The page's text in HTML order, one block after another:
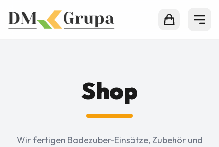
Shop
Wir fertigen Badezuber-Einsätze, Zubehör und